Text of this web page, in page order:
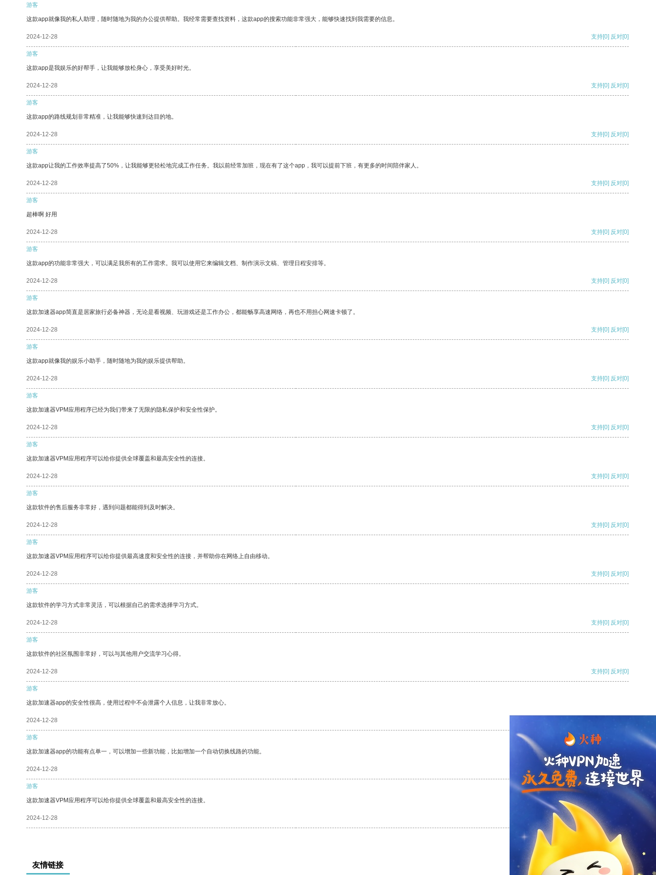
游客
这款app就像我的私人助理，随时随地为我的办公提供帮助。我经常需要查找资料，这款app的搜索功能非常强大，能够快速找到我需要的信息。
2024-12-28 支持[0] 反对[0]
游客
这款app是我娱乐的好帮手，让我能够放松身心，享受美好时光。
2024-12-28 支持[0] 反对[0]
游客
这款app的路线规划非常精准，让我能够快速到达目的地。
2024-12-28 支持[0] 反对[0]
游客
这款app让我的工作效率提高了50%，让我能够更轻松地完成工作任务。我以前经常加班，现在有了这个app，我可以提前下班，有更多的时间陪伴家人。
2024-12-28 支持[0] 反对[0]
游客
超棒啊 好用
2024-12-28 支持[0] 反对[0]
游客
这款app的功能非常强大，可以满足我所有的工作需求。我可以使用它来编辑文档、制作演示文稿、管理日程安排等。
2024-12-28 支持[0] 反对[0]
游客
这款加速器app简直是居家旅行必备神器，无论是看视频、玩游戏还是工作办公，都能畅享高速网络，再也不用担心网速卡顿了。
2024-12-28 支持[0] 反对[0]
游客
这款app就像我的娱乐小助手，随时随地为我的娱乐提供帮助。
2024-12-28 支持[0] 反对[0]
游客
这款加速器VPM应用程序已经为我们带来了无限的隐私保护和安全性保护。
2024-12-28 支持[0] 反对[0]
游客
这款加速器VPM应用程序可以给你提供全球覆盖和最高安全性的连接。
2024-12-28 支持[0] 反对[0]
游客
这款软件的售后服务非常好，遇到问题都能得到及时解决。
2024-12-28 支持[0] 反对[0]
游客
这款加速器VPM应用程序可以给你提供最高速度和安全性的连接，并帮助你在网络上自由移动。
2024-12-28 支持[0] 反对[0]
游客
这款软件的学习方式非常灵活，可以根据自己的需求选择学习方式。
2024-12-28 支持[0] 反对[0]
游客
这款软件的社区氛围非常好，可以与其他用户交流学习心得。
2024-12-28 支持[0] 反对[0]
游客
这款加速器app的安全性很高，使用过程中不会泄露个人信息，让我非常放心。
2024-12-28
游客
这款加速器app的功能有点单一，可以增加一些新功能，比如增加一个自动切换线路的功能。
2024-12-28 支持 [0] 反对 [0]
游客
这款加速器VPM应用程序可以给你提供全球覆盖和最高安全性的连接。
2024-12-28 支持
友情链接